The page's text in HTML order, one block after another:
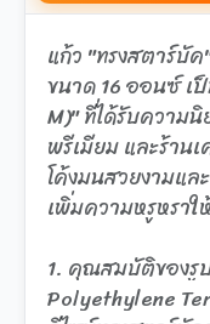
แก้ว "ทรงสตาร์บั
ขนาด 16 ออนซ์ เ
M)" ที่ได้รับความ
พรีเมียม และร้าน
โค้งมนสวยงามแ
เพิ่มความหรูหรา
1. คุณสมบัติของรู
Polyethylene